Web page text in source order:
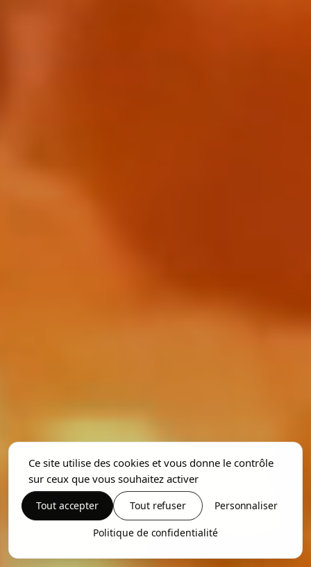
Ce site utilise des cookies et vous donne le contrôle
sur ceux que vous souhaitez activer
Tout accepter Tout refuser Personnaliser
Politique de confidentialité